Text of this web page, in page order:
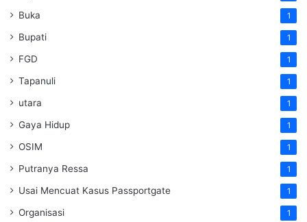
Buka 1
Bupati 1
FGD 1
Tapanuli 1
utara 1
Gaya Hidup 1
OSIM 1
Putranya Ressa 1
Usai Mencuat Kasus Passportgate 1
Organisasi 1